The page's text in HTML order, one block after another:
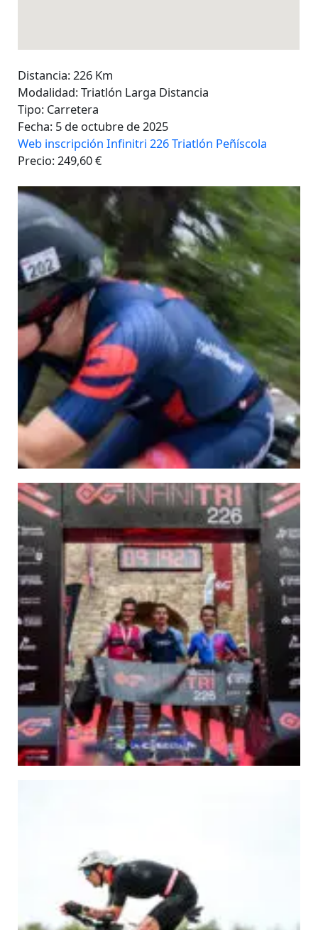
Distancia: 226 Km
Modalidad: Triatlón Larga Distancia
Tipo: Carretera
Fecha: 5 de octubre de 2025
Web inscripción Infinitri 226 Triatlón Peñíscola
Precio: 249,60 €